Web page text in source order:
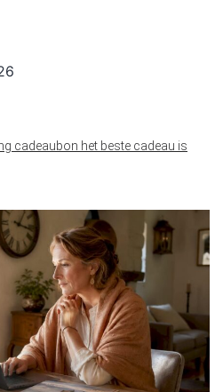
cadeaubon het beste cadeau is